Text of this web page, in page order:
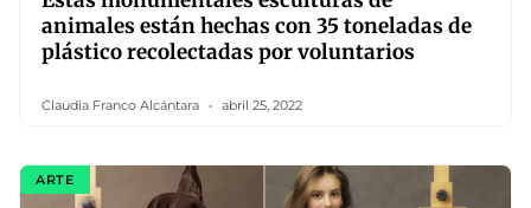
animales están hechas con 35 toneladas de
plástico recolectadas por voluntarios
Claudia Franco Alcántara abril 25, 2022
ARTE